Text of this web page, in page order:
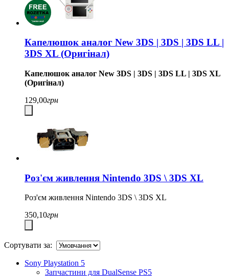
Капелюшок аналог New 3DS | 3DS | 3DS LL |
3DS XL (Оригінал)
Капелюшок аналог New 3DS | 3DS | 3DS LL | 3DS XL
(Оригінал)
129,00грн
Роз'єм живлення Nintendo 3DS \ 3DS XL
Роз'єм живлення Nintendo 3DS \ 3DS XL
350,10грн
Сортувати за:
Sony Playstation 5
Запчастини для DualSense PS5